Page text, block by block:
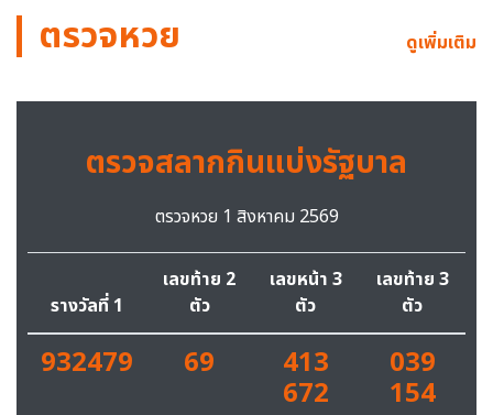
ตรวจหวย ดูเพิ่มเติม
ตรวจสลากกินแบ่งรัฐบาล
ตรวจหวย 1 สิงหาคม 2569
รางวัลที่ 1
เลขท้าย 2
ตัว
เลขหน้า 3
ตัว
เลขท้าย 3
ตัว
932479 69 413
672
039
154